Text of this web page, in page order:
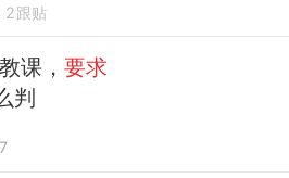
2跟贴
课， 要求
判